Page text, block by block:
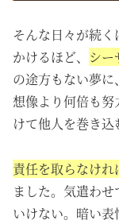
そんな日々が続
かけるほど、 シー
の途方もない夢
想像より何倍も
けて他人を巻き込
責任を取らなけれ
ました。気遣わ
いけない。暗い表